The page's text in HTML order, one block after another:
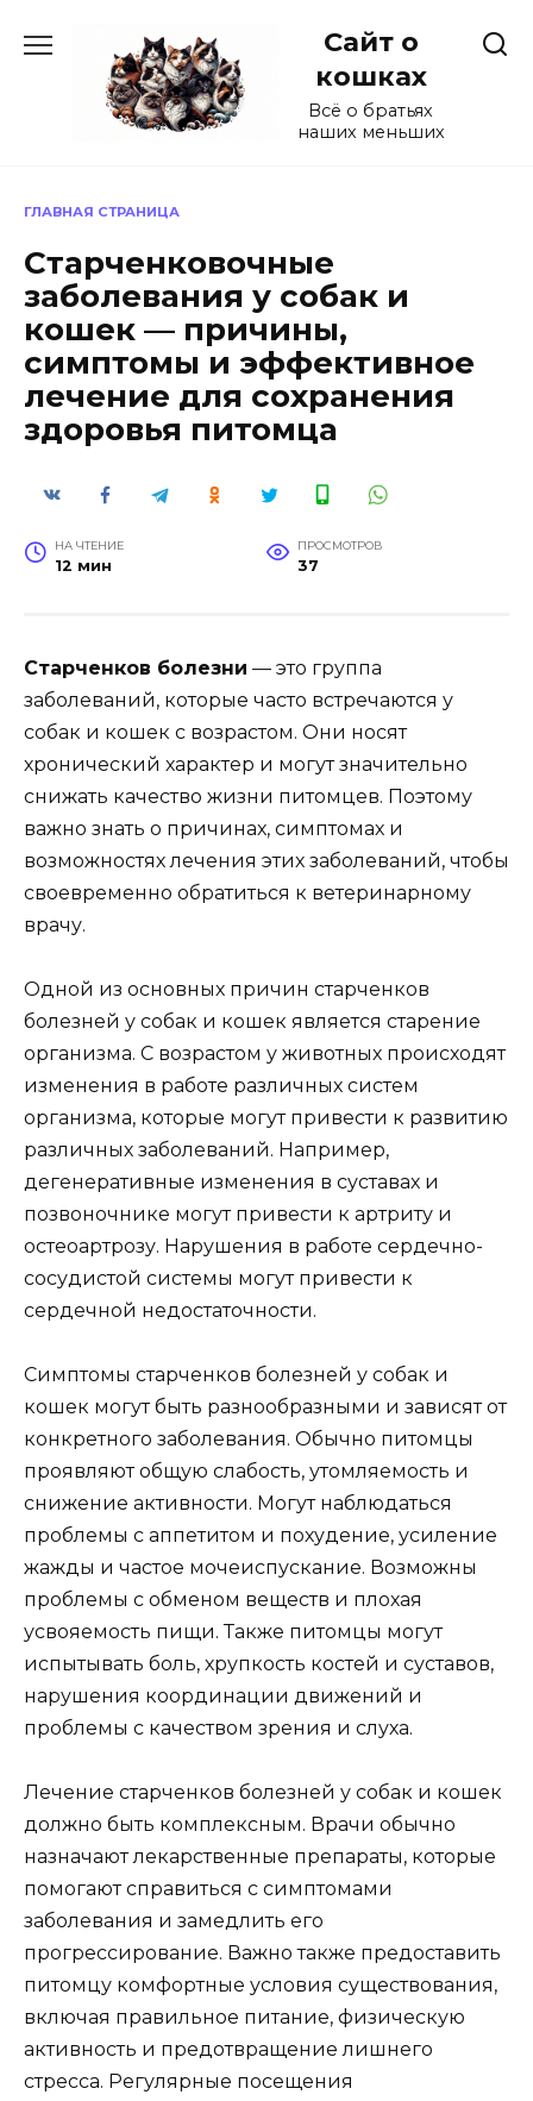
содержанию
Сайт о
кошках
Всё о братьях
наших меньших
ГЛАВНАЯ СТРАНИЦА
Старченковочные
заболевания у собак и
кошек — причины,
симптомы и эффективное
лечение для сохранения
здоровья питомца
НА ЧТЕНИЕ
12 мин
ПРОСМОТРОВ
37
Старченков болезни — это группа
заболеваний, которые часто встречаются у
собак и кошек с возрастом. Они носят
хронический характер и могут значительно
снижать качество жизни питомцев. Поэтому
важно знать о причинах, симптомах и
возможностях лечения этих заболеваний, чтобы
своевременно обратиться к ветеринарному
врачу.
Одной из основных причин старченков
болезней у собак и кошек является старение
организма. С возрастом у животных происходят
изменения в работе различных систем
организма, которые могут привести к развитию
различных заболеваний. Например,
дегенеративные изменения в суставах и
позвоночнике могут привести к артриту и
остеоартрозу. Нарушения в работе сердечно-
сосудистой системы могут привести к
сердечной недостаточности.
Симптомы старченков болезней у собак и
кошек могут быть разнообразными и зависят от
конкретного заболевания. Обычно питомцы
проявляют общую слабость, утомляемость и
снижение активности. Могут наблюдаться
проблемы с аппетитом и похудение, усиление
жажды и частое мочеиспускание. Возможны
проблемы с обменом веществ и плохая
усвояемость пищи. Также питомцы могут
испытывать боль, хрупкость костей и суставов,
нарушения координации движений и
проблемы с качеством зрения и слуха.
Лечение старченков болезней у собак и кошек
должно быть комплексным. Врачи обычно
назначают лекарственные препараты, которые
помогают справиться с симптомами
заболевания и замедлить его
прогрессирование. Важно также предоставить
питомцу комфортные условия существования,
включая правильное питание, физическую
активность и предотвращение лишнего
стресса. Регулярные посещения